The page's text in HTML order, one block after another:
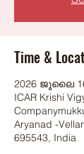
Time &
2026 ജൂലൈ 16,
ICAR Krishi
Aryanad -
695543, India